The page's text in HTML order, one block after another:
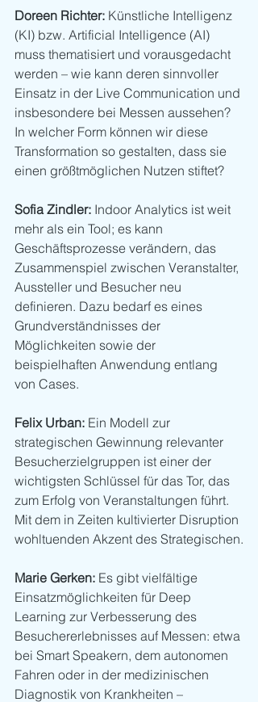
Doreen Richter: Künstliche Intelligenz
(KI) bzw. Artificial Intelligence (AI)
muss thematisiert und vorausgedacht
werden – wie kann deren sinnvoller
Einsatz in der Live Communication und
insbesondere bei Messen aussehen?
In welcher Form können wir diese
Transformation so gestalten, dass sie
einen größtmöglichen Nutzen stiftet?
Sofia Zindler: Indoor Analytics ist weit
mehr als ein Tool; es kann
Geschäftsprozesse verändern, das
Zusammenspiel zwischen Veranstalter,
Aussteller und Besucher neu
definieren. Dazu bedarf es eines
Grundverständnisses der
Möglichkeiten sowie der
beispielhaften Anwendung entlang
von Cases.
Felix Urban: Ein Modell zur
strategischen Gewinnung relevanter
Besucherzielgruppen ist einer der
wichtigsten Schlüssel für das Tor, das
zum Erfolg von Veranstaltungen führt.
Mit dem in Zeiten kultivierter Disruption
wohltuenden Akzent des Strategischen.
Marie Gerken: Es gibt vielfältige
Einsatzmöglichkeiten für Deep
Learning zur Verbesserung des
Besuchererlebnisses auf Messen: etwa
bei Smart Speakern, dem autonomen
Fahren oder in der medizinischen
Diagnostik von Krankheiten –